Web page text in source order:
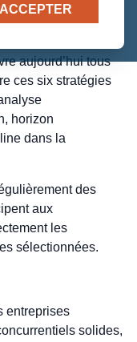
aujourd’hui tous
ces six stratégies
horizon
dans la
des
aux
les
sélectionnées.
entreprises
solides,
ACCEPTER